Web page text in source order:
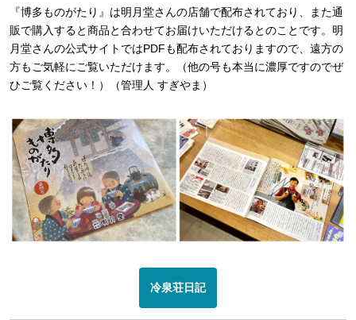
『博多ものがたり』は明月堂さんの店舗で配布されており、また通
販で購入すると商品と合わせてお届けいただけるとのことです。明
月堂さんの公式サイトではPDFも配布されておりますので、遠方の
方もご気軽にご覧いただけます。（他の号も本当に濃厚ですのでぜ
ひご覧ください！）（管理人 すぎやま）
冷泉荘日記